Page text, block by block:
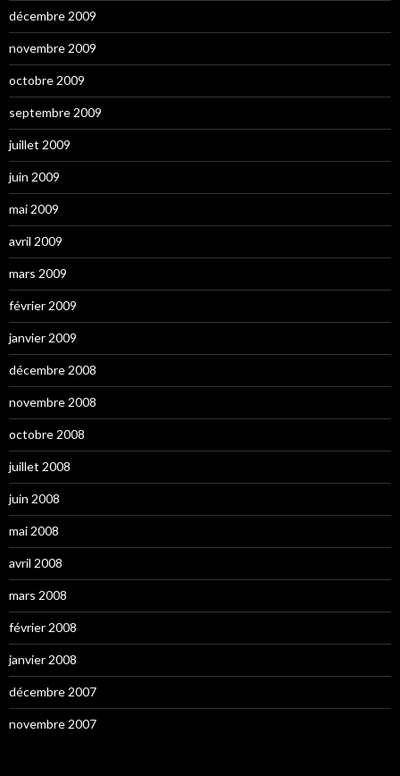
décembre 2009
novembre 2009
octobre 2009
septembre 2009
juillet 2009
juin 2009
mai 2009
avril 2009
mars 2009
février 2009
janvier 2009
décembre 2008
novembre 2008
octobre 2008
juillet 2008
juin 2008
mai 2008
avril 2008
mars 2008
février 2008
janvier 2008
décembre 2007
novembre 2007